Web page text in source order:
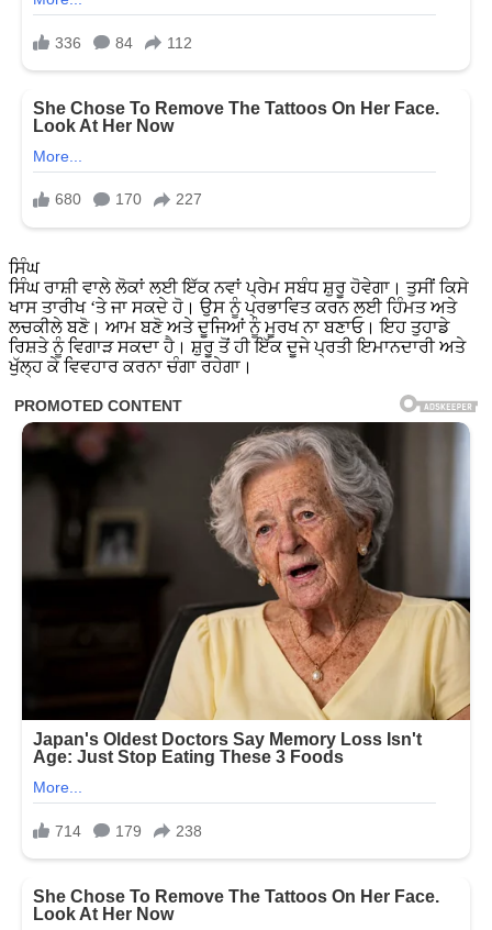
ਸਿੰਘ
ਸਿੰਘ ਰਾਸ਼ੀ ਵਾਲੇ ਲੋਕਾਂ ਲਈ ਇੱਕ ਨਵਾਂ ਪ੍ਰੇਮ ਸਬੰਧ ਸ਼ੁਰੂ ਹੋਵੇਗਾ। ਤੁਸੀਂ ਕਿਸੇ
ਖਾਸ ਤਾਰੀਖ ‘ਤੇ ਜਾ ਸਕਦੇ ਹੋ। ਉਸ ਨੂੰ ਪ੍ਰਭਾਵਿਤ ਕਰਨ ਲਈ ਹਿੰਮਤ ਅਤੇ
ਲਚਕੀਲੇ ਬਣੋ। ਆਮ ਬਣੋ ਅਤੇ ਦੂਜਿਆਂ ਨੂੰ ਮੂਰਖ ਨਾ ਬਣਾਓ। ਇਹ ਤੁਹਾਡੇ
ਰਿਸ਼ਤੇ ਨੂੰ ਵਿਗਾੜ ਸਕਦਾ ਹੈ। ਸ਼ੁਰੂ ਤੋਂ ਹੀ ਇੱਕ ਦੂਜੇ ਪ੍ਰਤੀ ਇਮਾਨਦਾਰੀ ਅਤੇ
ਖੁੱਲ੍ਹ ਕੇ ਵਿਵਹਾਰ ਕਰਨਾ ਚੰਗਾ ਰਹੇਗਾ।